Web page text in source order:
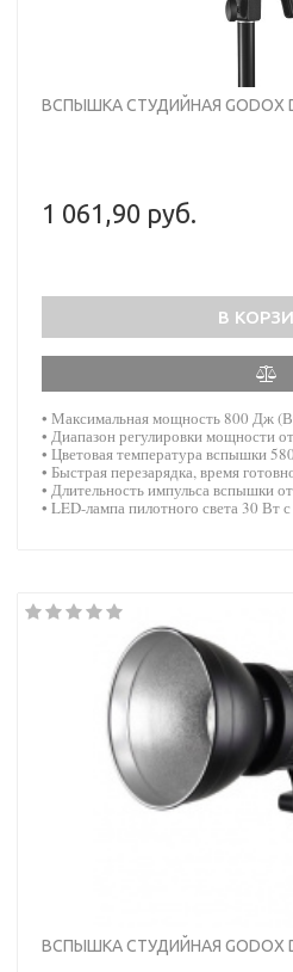
ВСПЫШКА СТУДИЙНАЯ GODOX
1 061,90 руб.
В
• Максимальная мощность 800 Дж
• Диапазон регулировки мощности
• Цветовая температура вспышки
• Быстрая перезарядка, время
• Длительность импульса вспышки
• LED-лампа пилотного света 30 Вт
ВСПЫШКА СТУДИЙНАЯ GODOX